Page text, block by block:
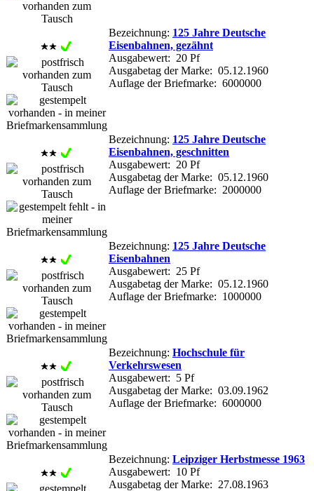
Bezeichnung: 125 Jahre Deutsche
Eisenbahnen, gezähnt
Ausgabewert: 20 Pf
Ausgabetag der Marke: 05.12.1960
Auflage der Briefmarke: 6000000
Bezeichnung: 125 Jahre Deutsche
Eisenbahnen, geschnitten
Ausgabewert: 20 Pf
Ausgabetag der Marke: 05.12.1960
Auflage der Briefmarke: 2000000
Bezeichnung: 125 Jahre Deutsche
Eisenbahnen
Ausgabewert: 25 Pf
Ausgabetag der Marke: 05.12.1960
Auflage der Briefmarke: 1000000
Bezeichnung: Hochschule für
Verkehrswesen
Ausgabewert: 5 Pf
Ausgabetag der Marke: 03.09.1962
Auflage der Briefmarke: 6000000
Bezeichnung: Leipziger Herbstmesse 1963
Ausgabewert: 10 Pf
Ausgabetag der Marke: 27.08.1963